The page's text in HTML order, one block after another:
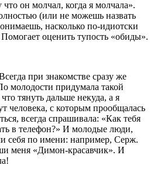
он молчал, когда я молчала».
(или не можешь назвать
насколько по-идиотски
оценить тупость «обиды».
при знакомстве сразу же
молодости придумала такой
тянуть дальше некуда, а я
человека, с которым прообщалась
всегда спрашивала: «Как тебя
в телефон?» И молодые люди,
себя по имени: например, Серж.
меня «Димон-красавчик». И